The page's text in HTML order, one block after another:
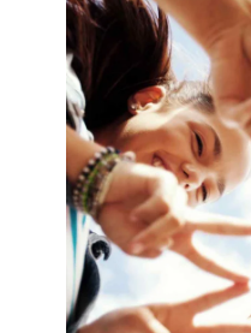
information